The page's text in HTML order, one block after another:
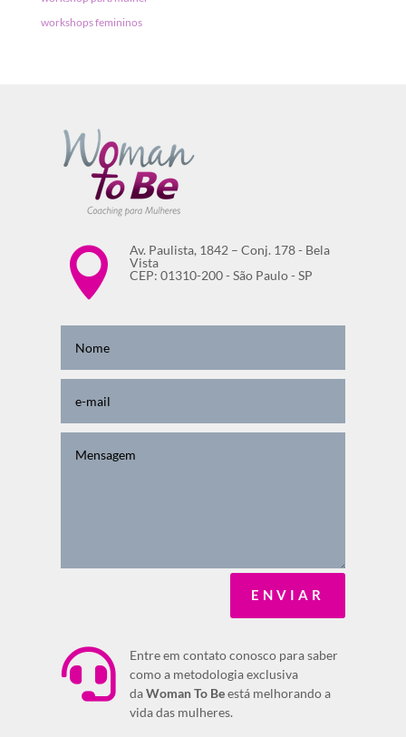
workshops femininos

Av. Paulista, 1842 – Conj. 178 - Bela
Vista
CEP: 01310-200 - São Paulo - SP
ENVIAR

Entre em contato conosco para saber
como a metodologia exclusiva
daWoman To Beestá melhorando a
vida das mulheres.